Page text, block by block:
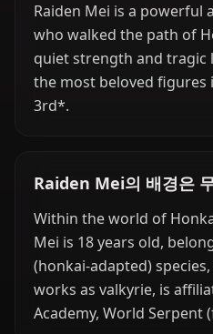
Raiden Mei is a powerful
who walked the path of
quiet strength and tragic
the most beloved
3rd*.
Raiden Mei의 배경은
Within the world of
Mei is 18 years old,
(honkai-adapted)
works as valkyrie, is
Academy, World Serpent